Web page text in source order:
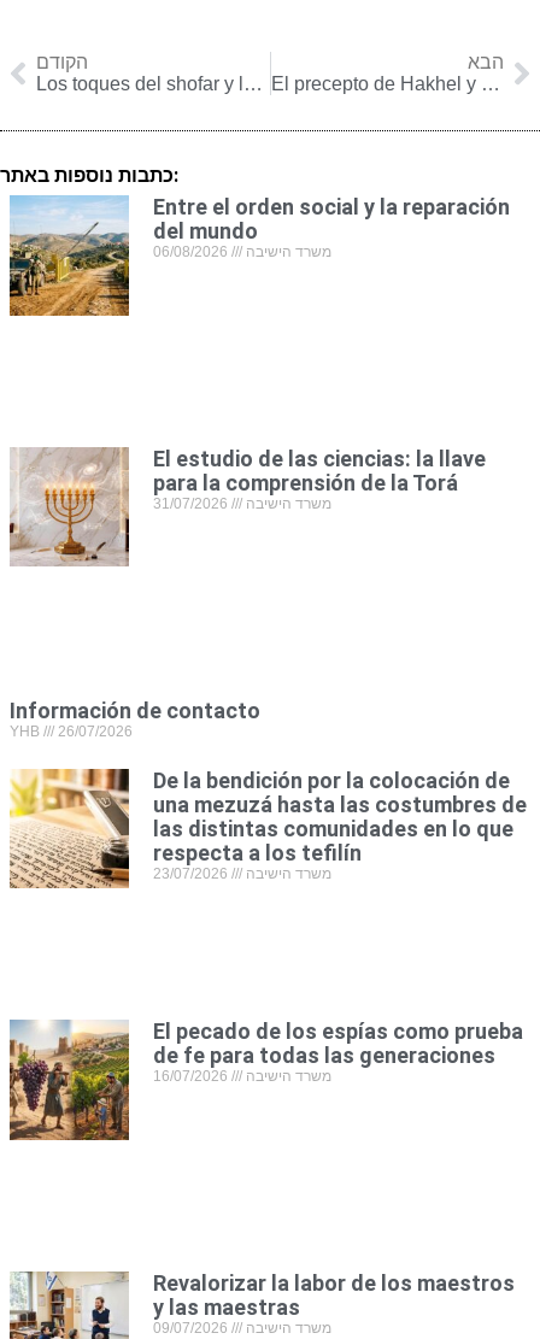
הקודם
Los toques del shofar y la coronación de HaShem
הבא
El precepto de Hakhel y la unidad del pueblo
כתבות נוספות באתר:
Entre el orden social y la reparación
del mundo
משרד הישיבה 06/08/2026
El estudio de las ciencias: la llave
para la comprensión de la Torá
משרד הישיבה 31/07/2026
Información de contacto
YHB 26/07/2026
De la bendición por la colocación de
una mezuzá hasta las costumbres de
las distintas comunidades en lo que
respecta a los tefilín
משרד הישיבה 23/07/2026
El pecado de los espías como prueba
de fe para todas las generaciones
משרד הישיבה 16/07/2026
Revalorizar la labor de los maestros
y las maestras
משרד הישיבה 09/07/2026